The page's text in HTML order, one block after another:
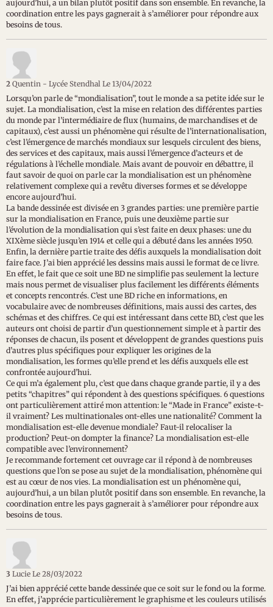
aujourd’hui, a un bilan plutôt positif dans son ensemble. En revanche, la
coordination entre les pays gagnerait à s’améliorer pour répondre aux
besoins de tous.
2 Quentin - Lycée Stendhal Le 13/04/2022
Lorsqu’on parle de “mondialisation”, tout le monde a sa petite idée sur le
sujet. La mondialisation, c’est la mise en relation des différentes parties
du monde par l’intermédiaire de flux (humains, de marchandises et de
capitaux), c’est aussi un phénomène qui résulte de l’internationalisation,
c’est l’émergence de marchés mondiaux sur lesquels circulent des biens,
des services et des capitaux, mais aussi l’émergence d’acteurs et de
régulations à l’échelle mondiale. Mais avant de pouvoir en débattre, il
faut savoir de quoi on parle car la mondialisation est un phénomène
relativement complexe qui a revêtu diverses formes et se développe
encore aujourd’hui.
La bande dessinée est divisée en 3 grandes parties: une première partie
sur la mondialisation en France, puis une deuxième partie sur
l’évolution de la mondialisation qui s’est faite en deux phases: une du
XIXème siècle jusqu’en 1914 et celle qui a débuté dans les années 1950.
Enfin, la dernière partie traite des défis auxquels la mondialisation doit
faire face. J’ai bien apprécié les dessins mais aussi le format de ce livre.
En effet, le fait que ce soit une BD ne simplifie pas seulement la lecture
mais nous permet de visualiser plus facilement les différents éléments
et concepts rencontrés. C’est une BD riche en informations, en
vocabulaire avec de nombreuses définitions, mais aussi des cartes, des
schémas et des chiffres. Ce qui est intéressant dans cette BD, c’est que les
auteurs ont choisi de partir d’un questionnement simple et à partir des
réponses de chacun, ils posent et développent de grandes questions puis
d’autres plus spécifiques pour expliquer les origines de la
mondialisation, les formes qu’elle prend et les défis auxquels elle est
confrontée aujourd’hui.
Ce qui m’a également plu, c’est que dans chaque grande partie, il y a des
petits “chapitres” qui répondent à des questions spécifiques. 6 questions
ont particulièrement attiré mon attention: le “Made in France” existe-t-
il vraiment? Les multinationales ont-elles une nationalité? Comment la
mondialisation est-elle devenue mondiale? Faut-il relocaliser la
production? Peut-on dompter la finance? La mondialisation est-elle
compatible avec l’environnement?
Je recommande fortement cet ouvrage car il répond à de nombreuses
questions que l’on se pose au sujet de la mondialisation, phénomène qui
est au cœur de nos vies. La mondialisation est un phénomène qui,
aujourd’hui, a un bilan plutôt positif dans son ensemble. En revanche, la
coordination entre les pays gagnerait à s’améliorer pour répondre aux
besoins de tous.
3 Lucie Le 28/03/2022
J’ai bien apprécié cette bande dessinée que ce soit sur le fond ou la forme.
En effet, j’apprécie particulièrement le graphisme et les couleurs utilisés